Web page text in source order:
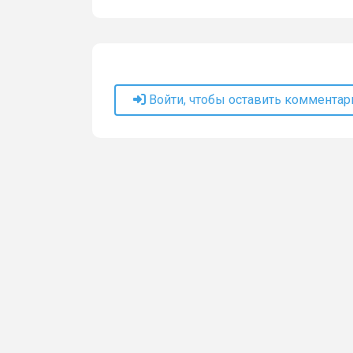
Войти, чтобы оставить